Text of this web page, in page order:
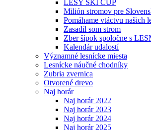
LESY SKI CUP
Milión stromov pre
Pomáhame vtáctvu našich
Zasadil som strom
Zber šípok spoločne s
Kalendár udalostí
Významné lesnícke miesta
Lesnícke náučné chodníky
Zubria zvernica
Otvorené drevo
Naj horár
Naj horár 2022
Naj horár 2023
Naj horár 2024
Naj horár 2025